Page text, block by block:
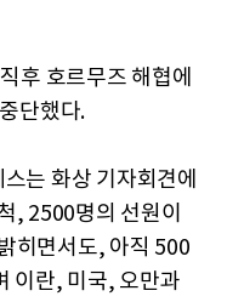
후 호르무즈 해협에
단했다.
는 화상 기자회견에
, 2500명의 선원이
히면서도, 아직 500
이란, 미국, 오만과